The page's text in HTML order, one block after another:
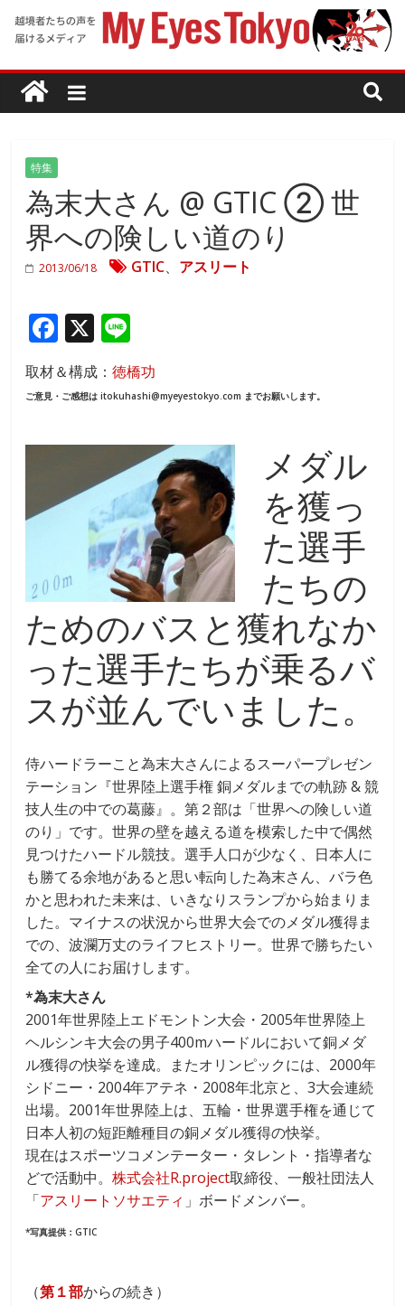
特集
為末大さん @ GTIC ② 世
界への険しい道のり
2013/06/18 GTIC、 アスリート
F
ac
e
o
k
X
n
e
取材＆構成：徳橋功
ご意見・ご感想は itokuhashi@myeyestokyo.com までお願いします。
メダル
を獲っ
た選手
たちの
ためのバスと獲れなか
った選手たちが乗るバ
スが並んでいました。
侍ハードラーこと為末大さんによるスーパープレゼン
テーション『世界陸上選手権 銅メダルまでの軌跡 & 競
技人生の中での葛藤』。第２部は「世界への険しい道
のり」です。世界の壁を越える道を模索した中で偶然
見つけたハードル競技。選手人口が少なく、日本人に
も勝てる余地があると思い転向した為末さん、バラ色
かと思われた未来は、いきなりスランプから始まりま
した。マイナスの状況から世界大会でのメダル獲得ま
での、波瀾万丈のライフヒストリー。世界で勝ちたい
全ての人にお届けします。
*為末大さん
2001年世界陸上エドモントン大会・2005年世界陸上
ヘルシンキ大会の男子400mハードルにおいて銅メダ
ル獲得の快挙を達成。またオリンピックには、2000年
シドニー・2004年アテネ・2008年北京と、3大会連続
出場。2001年世界陸上は、五輪・世界選手権を通じて
日本人初の短距離種目の銅メダル獲得の快挙。
現在はスポーツコメンテーター・タレント・指導者な
どで活動中。株式会社R.project取締役、一般社団法人
「アスリートソサエティ 」ボードメンバー。
*写真提供：GTIC
（第１部からの続き）